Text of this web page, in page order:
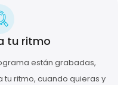
tu ritmo
están grabadas,
ritmo, cuando quieras y